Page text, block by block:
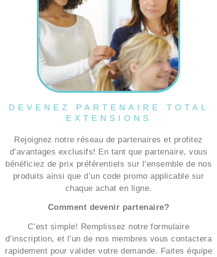
DEVENEZ PARTENAIRE TOTAL
EXTENSIONS
d’avantages exclusifs! En tant que partenaire, vous
bénéficiez de prix préférentiels sur l’ensemble de nos
produits ainsi que d’un code promo applicable sur
chaque achat en ligne.
Comment devenir partenaire?
C’est simple! Remplissez notre formulaire
d’inscription, et l’un de nos membres vous contactera
rapidement pour valider votre demande. Faites équipe
avec Total Extensions et offrez à vos clientes des